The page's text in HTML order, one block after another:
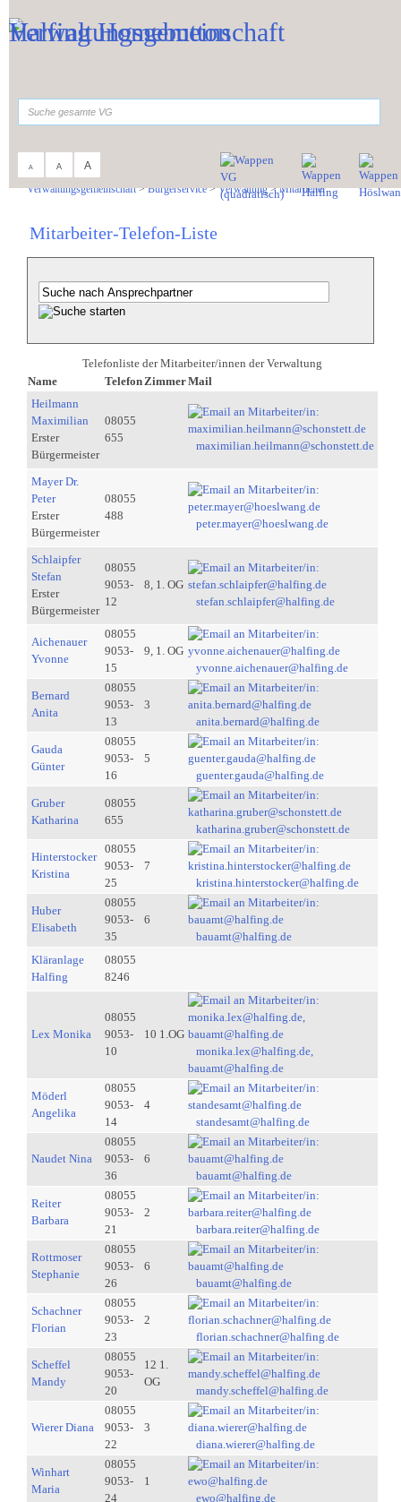
A A A
Verwaltungsgemeinschaft>Bürgerservice>Verwaltung>Mitarbeiter
Mitarbeiter-Telefon-Liste
Telefonliste der Mitarbeiter/innen der Verwaltung
Name
Telefon ZimmerMail
Heilmann
Maximilian
Erster
Bürgermeister
08055
655
maximilian.heilmann@schonstett.de
Mayer Dr.
Peter
Erster
Bürgermeister
08055
488
peter.mayer@hoeslwang.de
Schlaipfer
Stefan
Erster
Bürgermeister
08055
9053-
12
8, 1. OG
stefan.schlaipfer@halfing.de
Aichenauer
Yvonne
08055
9053-
15
9, 1. OG
yvonne.aichenauer@halfing.de
Bernard
Anita
08055
9053-
13
3
anita.bernard@halfing.de
Gauda
Günter
08055
9053-
16
5
guenter.gauda@halfing.de
Gruber
Katharina
08055
655
katharina.gruber@schonstett.de
Hinterstocker
Kristina
08055
9053-
25
7
kristina.hinterstocker@halfing.de
Huber
Elisabeth
08055
9053-
35
6
bauamt@halfing.de
Kläranlage
Halfing
08055
8246
Lex Monika
08055
9053-
10
10 1.OG
monika.lex@halfing.de,
bauamt@halfing.de
Möderl
Angelika
08055
9053-
14
4
standesamt@halfing.de
Naudet Nina
08055
9053-
36
6
bauamt@halfing.de
Reiter
Barbara
08055
9053-
21
2
barbara.reiter@halfing.de
Rottmoser
Stephanie
08055
9053-
26
6
bauamt@halfing.de
Schachner
Florian
08055
9053-
23
2
florian.schachner@halfing.de
Scheffel
Mandy
08055
9053-
20
12 1.
OG
mandy.scheffel@halfing.de
Wierer Diana
08055
9053-
22
3
diana.wierer@halfing.de
Winhart
Maria
08055
9053-
24
1
ewo@halfing.de